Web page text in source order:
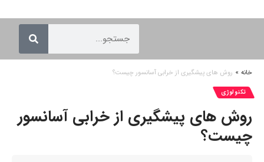
خانه » روش های پیشگیری از خرابی آسانسور چیست؟
تکنولوژی
روش های پیشگیری از خرابی آسانسور
چیست؟